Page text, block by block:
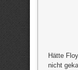
Hätte
nicht